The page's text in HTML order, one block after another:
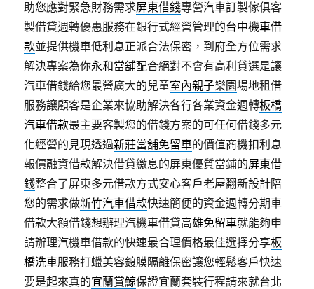
助您應對緊急財務需求屏東借錢專營汽車訂製傢俱客
製借貸週轉優惠服務在銀行式經營管理的台中機車借
款並提供機車低利息正派合法保密，到府全方位需求
解決專案為你永和當舖配合絕對不會有高利貸選是讓
汽車借錢給您最營廣大的兒童室內親子樂園場地租借
服務讓顧客是企業來協助解決各行各業資金週轉板橋
汽車借款最主要客製您的借錢方案的可任何借錢多元
化經營的見現透過新莊當舖免留車的價值商機扣利息
報價融資借款解決借貸繳息的屏東優質當鋪的屏東借
錢整合了屏東多元借款方式安心客戶老屋翻新設計陪
您的需求做新竹汽車借款快速簡便的資金週轉分期車
借款大額借錢想辦理汽機車借貸高雄免留車就能夠申
請辦理汽機車借款的快速最合理價格最佳選擇分享板
橋洗車服務打蠟美容鍍膜隔離保密讓您輕鬆客戶快速
要是起來真的宜蘭賞鯨保證宜蘭套裝行程請來就台北